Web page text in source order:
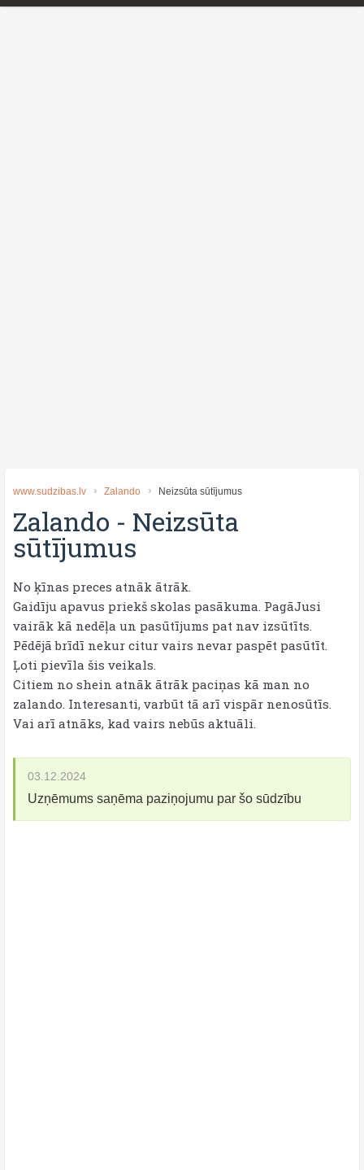
www.sudzibas.lv Zalando Neizsūta sūtījumus
Zalando - Neizsūta
sūtījumus
No ķīnas preces atnāk ātrāk.
Gaidīju apavus priekš skolas pasākuma. PagāJusi
vairāk kā nedēļa un pasūtījums pat nav izsūtīts.
Pēdējā brīdī nekur citur vairs nevar paspēt pasūtīt.
Ļoti pievīla šis veikals.
Citiem no shein atnāk ātrāk paciņas kā man no
zalando. Interesanti, varbūt tā arī vispār nenosūtīs.
Vai arī atnāks, kad vairs nebūs aktuāli.
03.12.2024
Uzņēmums saņēma paziņojumu par šo sūdzību